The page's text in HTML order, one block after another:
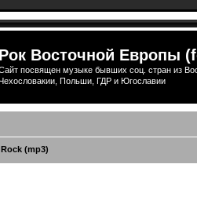
Рок Восточной Европы
посвящен музыке бывших соц. стран из
Польши, ГДР и Югославии
Rock (mp3)